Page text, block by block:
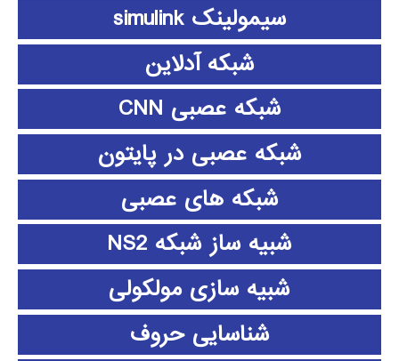
سیمولینک simulink
شبکه آدلاین
شبکه عصبی CNN
شبکه عصبی در پایتون
شبکه های عصبی
شبیه ساز شبکه NS2
شبیه سازی مولکولی
شناسایی حروف